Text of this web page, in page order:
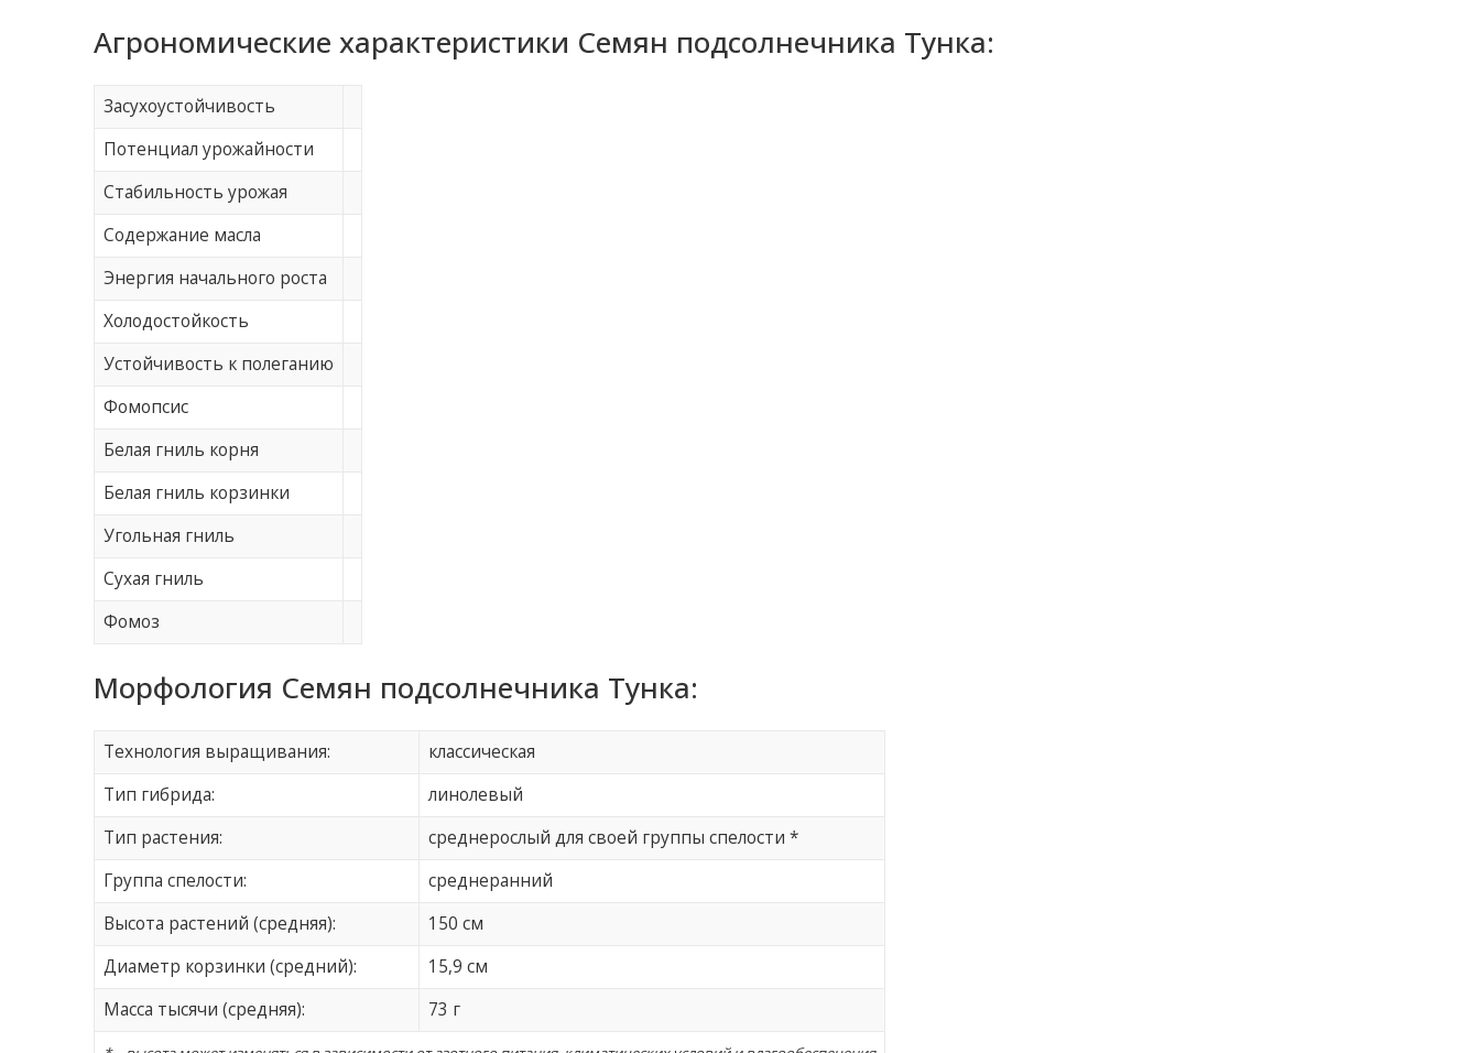
Агрономические характеристики Семян подсолнечника Тунка:
Засухоустойчивость
Потенциал урожайности
Стабильность урожая
Содержание масла
Энергия начального роста
Холодостойкость
Устойчивость к полеганию
Фомопсис
Белая гниль корня
Белая гниль корзинки
Угольная гниль
Сухая гниль
Фомоз
Морфология Семян подсолнечника Тунка:
Технология выращивания:
классическая
Тип гибрида:
линолевый
Тип растения:
среднерослый для своей группы спелости *
Группа спелости:
среднеранний
Высота растений (средняя):
150 см
Диаметр корзинки (средний):
15,9 см
Масса тысячи (средняя):
73 г